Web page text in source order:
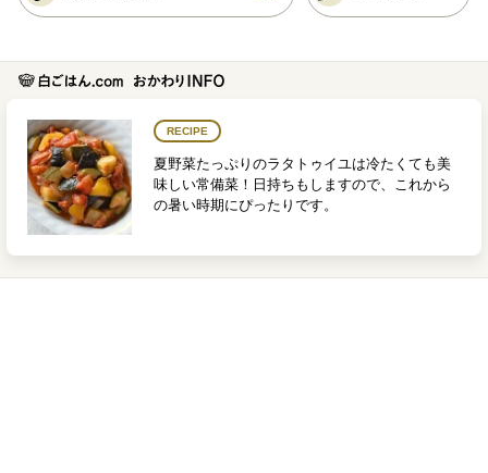
RECIPE
夏野菜たっぷりのラタトゥイユは冷たくても美
味しい常備菜！日持ちもしますので、これから
の暑い時期にぴったりです。